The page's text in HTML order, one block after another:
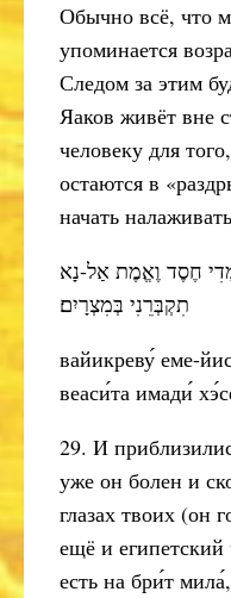
Обычно всё, что
упоминается
Следом за этим
Яаков живёт вне
человеку для
остаются в
начать
חֶסֶד וֶאֱמֶת אַל-נָא
תִקְבְּרֵנִי בְּמִצְרָיִם׃
вайикреву́ еме-
веаси́та имади́
29. И
уже он болен и
глазах твоих (он
ещё и
есть на бри́т